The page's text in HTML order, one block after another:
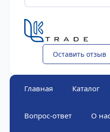
Оставить отзыв
Главная Каталог
Вопрос-ответ О